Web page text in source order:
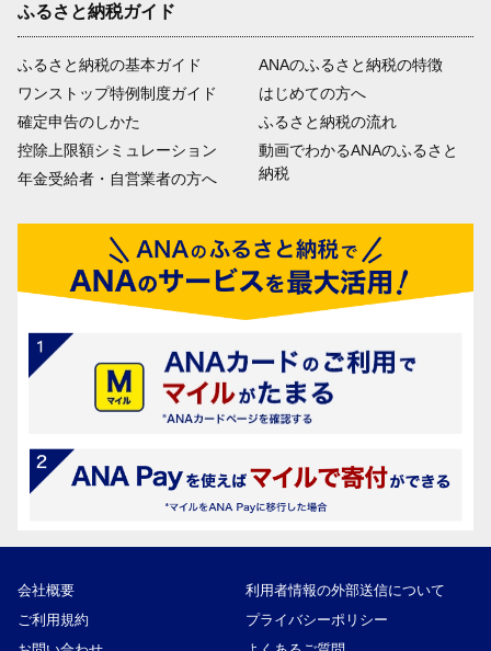
ふるさと納税ガイド
ふるさと納税の基本ガイド
ワンストップ特例制度ガイド
確定申告のしかた
控除上限額シミュレーション
年金受給者・自営業者の方へ
ANAのふるさと納税の特徴
はじめての方へ
ふるさと納税の流れ
動画でわかるANAのふるさと
納税
会社概要
利用者情報の外部送信について
ご利用規約
プライバシーポリシー